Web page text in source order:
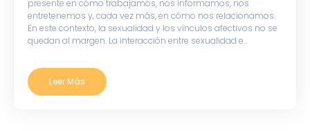
presente en cómo trabajamos, nos informamos, nos
entretenemos y, cada vez más, en cómo nos relacionamos.
En este contexto, la sexualidad y los vínculos afectivos no se
quedan al margen. La interacción entre sexualidad e...
Leer Más